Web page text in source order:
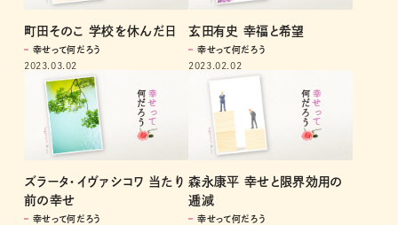
町田そのこ 学校を休んだ日
幸せって何だろう
2023.03.02
玄田有史 幸福と希望
幸せって何だろう
2023.02.02
ズラータ・イヴァシコワ 当たり
前の幸せ
幸せって何だろう
森永康平 幸せと限界効用の
逓減
幸せって何だろう